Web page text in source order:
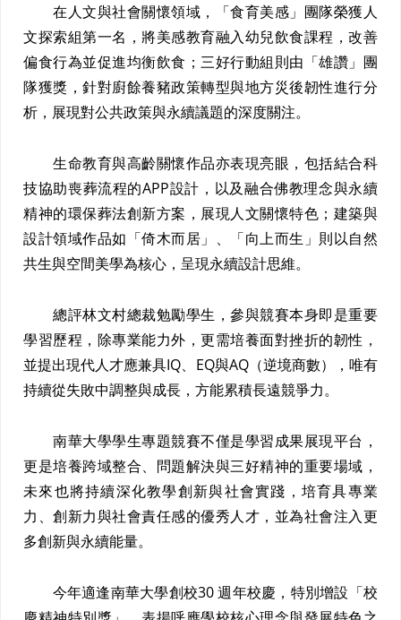
在人文與社會關懷領域，「食育美感」團隊榮獲人
文探索組第一名，將美感教育融入幼兒飲食課程，改善
偏食行為並促進均衡飲食；三好行動組則由「雄讚」團
隊獲獎，針對廚餘養豬政策轉型與地方災後韌性進行分
析，展現對公共政策與永續議題的深度關注。
生命教育與高齡關懷作品亦表現亮眼，包括結合科
技協助喪葬流程的APP設計，以及融合佛教理念與永續
精神的環保葬法創新方案，展現人文關懷特色；建築與
設計領域作品如「倚木而居」、「向上而生」則以自然
共生與空間美學為核心，呈現永續設計思維。
總評林文村總裁勉勵學生，參與競賽本身即是重要
學習歷程，除專業能力外，更需培養面對挫折的韌性，
並提出現代人才應兼具IQ、EQ與AQ（逆境商數），唯有
持續從失敗中調整與成長，方能累積長遠競爭力。
南華大學學生專題競賽不僅是學習成果展現平台，
更是培養跨域整合、問題解決與三好精神的重要場域，
未來也將持續深化教學創新與社會實踐，培育具專業
力、創新力與社會責任感的優秀人才，並為社會注入更
多創新與永續能量。
今年適逢南華大學創校30 週年校慶，特別增設「校